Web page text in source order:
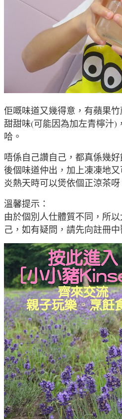
佢嘅味道又幾得意，有蘋果
甜甜味(可能因為加左青檸汁)
哈 。
唔係自己讚自己 ，都真係幾好
後個味道仲出 ，加上凍凍地
炎熱天時可以煲依個正涼茶呀
溫馨提示：
由於個別人仕體質不同，所
己，如有疑問，請先向註冊中